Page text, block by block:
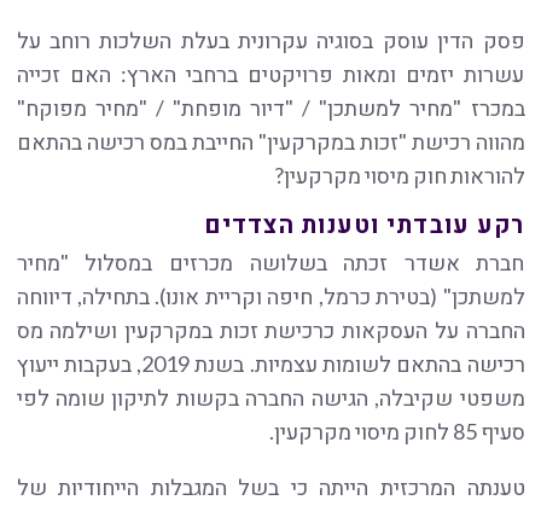
פסק הדין עוסק בסוגיה עקרונית בעלת השלכות רוחב על
עשרות יזמים ומאות פרויקטים ברחבי הארץ: האם זכייה
במכרז "מחיר למשתכן" / "דיור מופחת" / "מחיר מפוקח"
מהווה רכישת "זכות במקרקעין" החייבת במס רכישה בהתאם
להוראות חוק מיסוי מקרקעין?
רקע עובדתי וטענות הצדדים
חברת אשדר זכתה בשלושה מכרזים במסלול "מחיר
למשתכן" (בטירת כרמל, חיפה וקריית אונו). בתחילה, דיווחה
החברה על העסקאות כרכישת זכות במקרקעין ושילמה מס
רכישה בהתאם לשומות עצמיות. בשנת 2019, בעקבות ייעוץ
משפטי שקיבלה, הגישה החברה בקשות לתיקון שומה לפי
סעיף 85 לחוק מיסוי מקרקעין.
טענתה המרכזית הייתה כי בשל המגבלות הייחודיות של